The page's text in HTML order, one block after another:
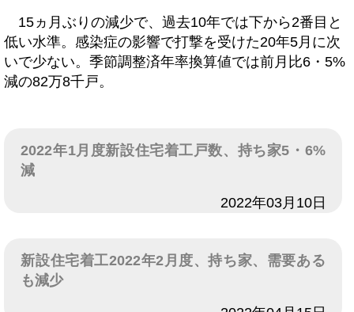
15ヵ月ぶりの減少で、過去10年では下から2番目と
低い水準。感染症の影響で打撃を受けた20年5月に次
いで少ない。季節調整済年率換算値では前月比6・5%
減の82万8千戸。
2022年1月度新設住宅着工戸数、持ち家5・6%
減
2022年03月10日
新設住宅着工2022年2月度、持ち家、需要ある
も減少